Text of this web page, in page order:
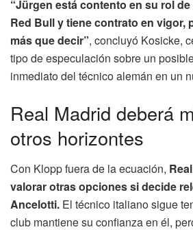
“Jürgen está contento en su rol
Red Bull y tiene contrato en vigor,
más que decir”, concluyó Kosicke,
tipo de especulación sobre un
inmediato del técnico alemán en un
Real Madrid deberá
otros horizontes
Con Klopp fuera de la ecuación,
valorar otras opciones si decide
Ancelotti. El técnico italiano sigue
club mantiene su confianza en él,